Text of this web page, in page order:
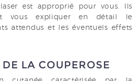
est approprié pour vous. Ils
vous expliquer en détail le
attendus et les éventuels effets
LA COUPEROSE